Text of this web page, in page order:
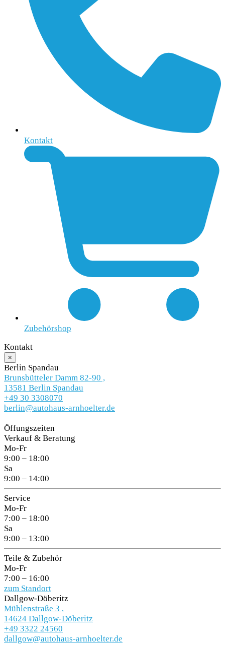
Kontakt
Zubehörshop
Kontakt
×
Berlin Spandau
Brunsbütteler Damm 82-90 ,
13581 Berlin Spandau
+49 30 3308070
berlin@autohaus-arnhoelter.de
Öffungszeiten
Verkauf & Beratung
Mo-Fr
9:00 – 18:00
Sa
9:00 – 14:00
Service
Mo-Fr
7:00 – 18:00
Sa
9:00 – 13:00
Teile & Zubehör
Mo-Fr
7:00 – 16:00
zum Standort
Dallgow-Döberitz
Mühlenstraße 3 ,
14624 Dallgow-Döberitz
+49 3322 24560
dallgow@autohaus-arnhoelter.de